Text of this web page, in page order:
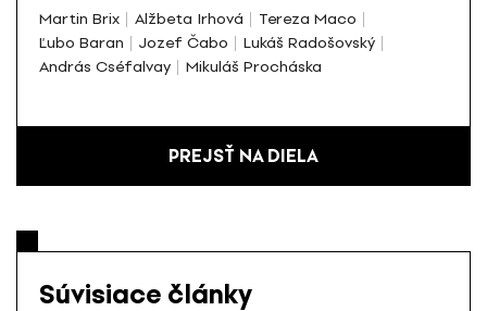
Martin Brix Alžbeta Irhová
Tereza Maco
Ľubo Baran
Jozef Čabo
Lukáš Radošovský
András Cséfalvay
Mikuláš Procháska
PREJSŤ NA DIELA
Súvisiace články